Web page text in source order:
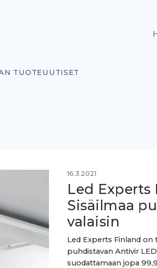
TUOTEUUTISET
16.3.2021
Led Experts
Sisäilmaa
valaisin
Led Experts Finland
puhdistavan Antivir
suodattamaan jopa